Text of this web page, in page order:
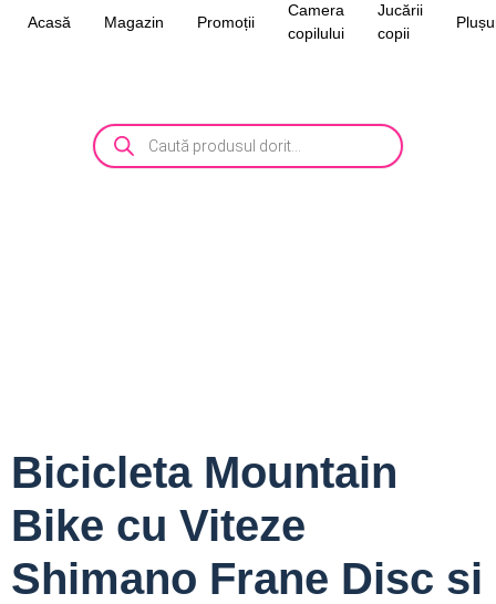
Acasă Magazin Promoții
Camera
copilului
Jucării
copii
Bicicleta Mountain
Bike cu Viteze
Shimano Frane Disc si